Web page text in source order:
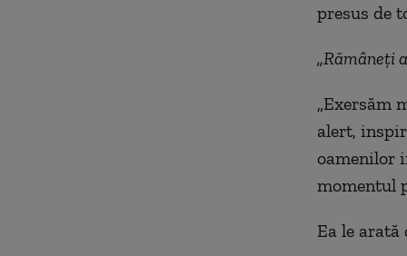
presus de
„Rămâneți
„Exersăm
alert,
oamenilor
momentul
Ea le arată